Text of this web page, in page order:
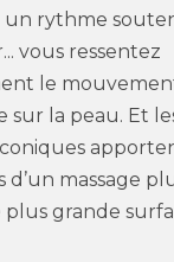
un rythme
vous ressentez
le
sur la peau. Et
d’un massage
grande